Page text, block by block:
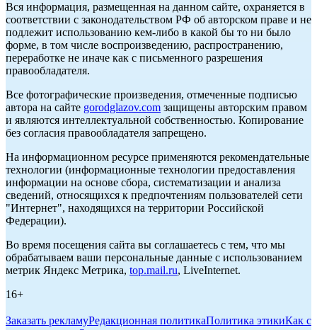
Вся информация, размещенная на данном сайте, охраняется в
соответствии с законодательством РФ об авторском праве и не
подлежит использованию кем-либо в какой бы то ни было
форме, в том числе воспроизведению, распространению,
переработке не иначе как с письменного разрешения
правообладателя.
Все фотографические произведения, отмеченные подписью
автора на сайте gorodglazov.com защищены авторским правом
и являются интеллектуальной собственностью. Копирование
без согласия правообладателя запрещено.
На информационном ресурсе применяются рекомендательные
технологии (информационные технологии предоставления
информации на основе сбора, систематизации и анализа
сведений, относящихся к предпочтениям пользователей сети
"Интернет", находящихся на территории Российской
Федерации).
Во время посещения сайта вы соглашаетесь с тем, что мы
обрабатываем ваши персональные данные с использованием
метрик Яндекс Метрика, top.mail.ru, LiveInternet.
16+
Заказать рекламуРедакционная политикаПолитика этикиКак с